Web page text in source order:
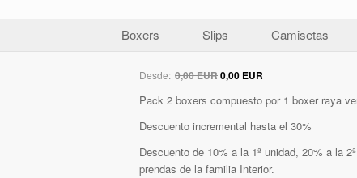
Boxers Slips Camisetas
Desde: 0,00 EUR0,00 EUR
Pack 2 boxers compuesto por 1 boxer raya
Descuento incremental hasta el 30%
Descuento de 10% a la 1ª unidad, 20% a la
prendas de la familia Interior.